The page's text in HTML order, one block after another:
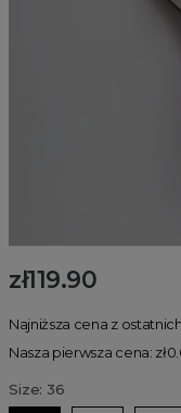
zł119.90
Najniższa cena z
Nasza pierwsza cena:
Size: 36